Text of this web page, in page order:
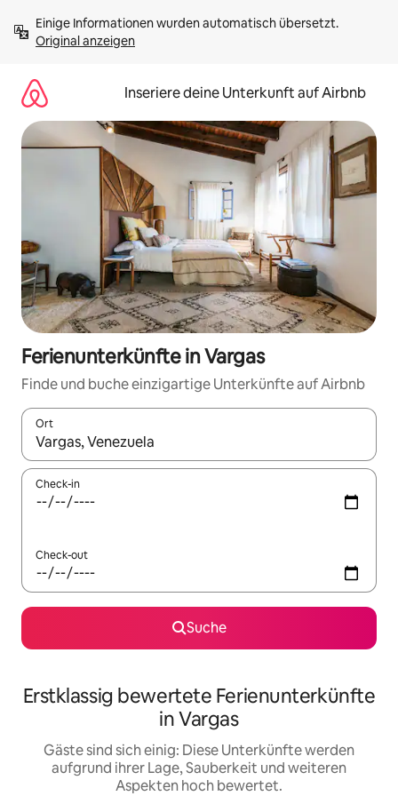
Inhalten
springenOriginal anzeigen
Inseriere deine Unterkunft auf Airbnb
Ferienunterkünfte in Vargas
Finde und buche einzigartige Unterkünfte auf Airbnb
Ort
Wenn Ergebnisse verfügbar sind, navigiere mit den
Check-in
Check-out
Suche
Erstklassig bewertete Ferienunterkünfte
in Vargas
Gäste sind sich einig: Diese Unterkünfte werden
aufgrund ihrer Lage, Sauberkeit und weiteren
Aspekten hoch bewertet.